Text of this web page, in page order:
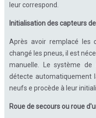
leur correspond.
Initialisation des capteurs
Après avoir remplacé les
changé les pneus, il est
manuelle. Le système
détecte automatiquement
neufs e procède à leur
Roue de secours ou roue